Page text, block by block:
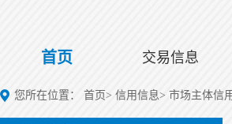
首页 交易信息
您所在位置： 首页> 信用信息> 市场主体信